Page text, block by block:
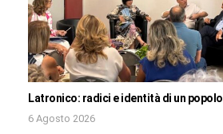
Latronico: radici e identità di un popolo
6 Agosto 2026